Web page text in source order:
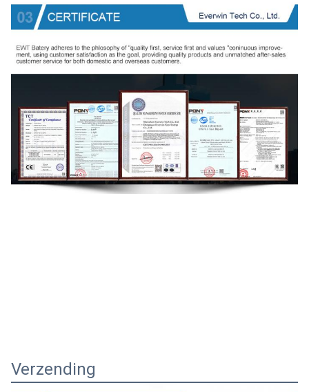
Verzending